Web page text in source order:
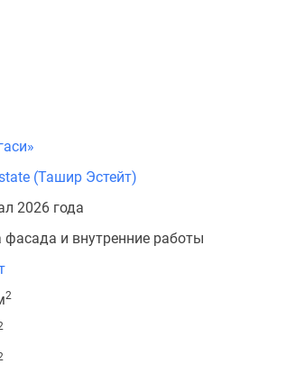
(Ташир Эстейт)
2026 года
фасада и внутренние работы
2